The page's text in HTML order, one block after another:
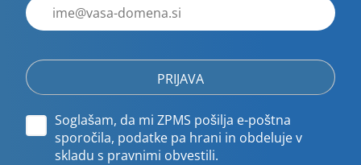
E-
poštni
Soglašam, da mi ZPMS pošilja e-poštna
sporočila, podatke pa hrani in obdeluje v
skladu s pravnimi obvestili.